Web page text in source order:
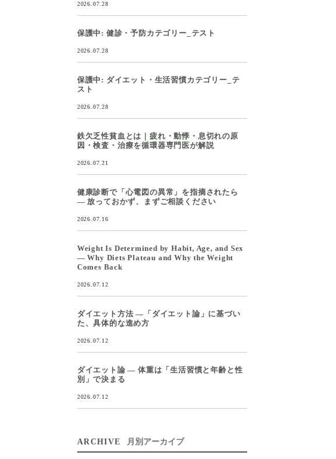
2026.07.28
保護中: 健診・予防カテゴリー_テスト
2026.07.28
保護中: ダイエット・生活習慣カテゴリー_テ
スト
2026.07.28
鉄欠乏性貧血とは｜疲れ・動悸・息切れの原
因・検査・治療を循環器専門医が解説
2026.07.21
健康診断で「心電図の異常」を指摘されたら
― 放っておかず、まずご相談ください
2026.07.16
Weight Is Determined by Habit, Age, and Sex
— Why Diets Plateau and Why the Weight
Comes Back
2026.07.12
ダイエット方法 ―「ダイエット論」に基づい
た、具体的な進め方
2026.07.12
ダイエット論 ― 体重は「生活習慣と年齢と性
別」で決まる
2026.07.12
ARCHIVE 月別アーカイブ